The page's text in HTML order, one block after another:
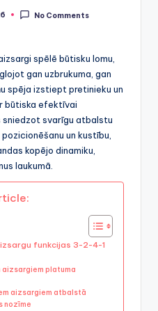
No Comments
spēlē būtisku lomu,
gan uzbrukuma, gan
spēja izstiept pretinieku un
būtiska efektīvai
sniedzot svarīgu atbalstu
un kustību,
kopējo dinamiku,
laukumā.
funkcijas 3-2-4-1
aizsargiem platuma
aizsargiem atbalstā
nozīme